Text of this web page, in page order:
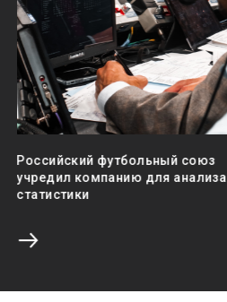
Российский футбольный союз
учредил компанию для анализа
статистики